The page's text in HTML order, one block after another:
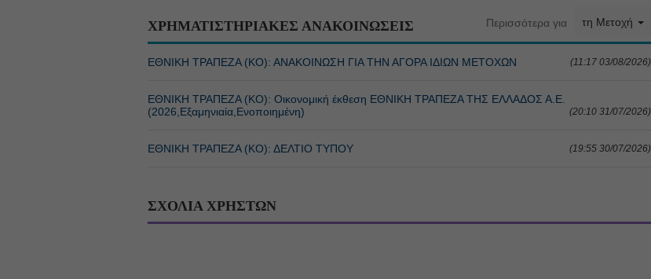
ΧΡΗΜΑΤΙΣΤΗΡΙΑΚΕΣ ΑΝΑΚΟΙΝΩΣΕΙΣ Περισσότερα για τη Μετοχή
ΕΘΝΙΚΗ ΤΡΑΠΕΖΑ (KO): ΑΝΑΚΟΙΝΩΣΗ ΓΙΑ ΤΗΝ ΑΓΟΡΑ ΙΔΙΩΝ ΜΕΤΟΧΩΝ (11:17 03/08/2026)
ΕΘΝΙΚΗ ΤΡΑΠΕΖΑ (KO): Οικονομική έκθεση ΕΘΝΙΚΗ ΤΡΑΠΕΖΑ ΤΗΣ ΕΛΛΑΔΟΣ Α.Ε.
(2026,Εξαμηνιαία,Ενοποιημένη)
(20:10 31/07/2026)
ΕΘΝΙΚΗ ΤΡΑΠΕΖΑ (KO): ΔΕΛΤΙΟ ΤΥΠΟΥ (19:55 30/07/2026)
ΣΧΟΛΙΑ ΧΡΗΣΤΩΝ